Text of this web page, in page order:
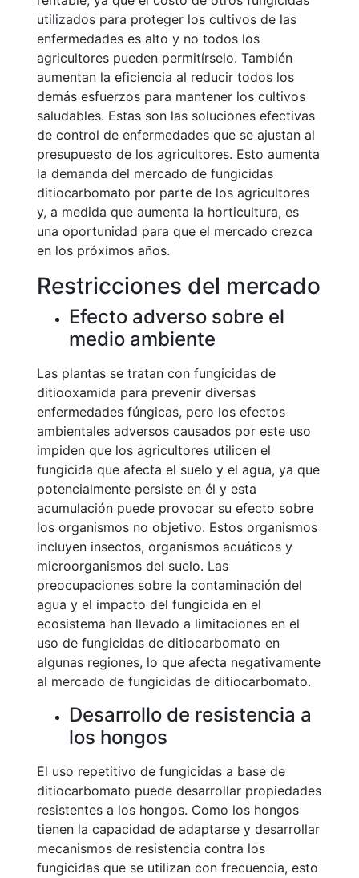
utilizados para proteger los cultivos de las
enfermedades es alto y no todos los
agricultores pueden permitírselo. También
aumentan la eficiencia al reducir todos los
demás esfuerzos para mantener los cultivos
saludables. Estas son las soluciones efectivas
de control de enfermedades que se ajustan al
presupuesto de los agricultores. Esto aumenta
la demanda del mercado de fungicidas
ditiocarbomato por parte de los agricultores
y, a medida que aumenta la horticultura, es
una oportunidad para que el mercado crezca
en los próximos años.
Restricciones del mercado
Efecto adverso sobre el
medio ambiente
Las plantas se tratan con fungicidas de
ditiooxamida para prevenir diversas
enfermedades fúngicas, pero los efectos
ambientales adversos causados por este uso
impiden que los agricultores utilicen el
fungicida que afecta el suelo y el agua, ya que
potencialmente persiste en él y esta
acumulación puede provocar su efecto sobre
los organismos no objetivo. Estos organismos
incluyen insectos, organismos acuáticos y
microorganismos del suelo. Las
preocupaciones sobre la contaminación del
agua y el impacto del fungicida en el
ecosistema han llevado a limitaciones en el
uso de fungicidas de ditiocarbomato en
algunas regiones, lo que afecta negativamente
al mercado de fungicidas de ditiocarbomato.
Desarrollo de resistencia a
los hongos
El uso repetitivo de fungicidas a base de
ditiocarbomato puede desarrollar propiedades
resistentes a los hongos. Como los hongos
tienen la capacidad de adaptarse y desarrollar
mecanismos de resistencia contra los
fungicidas que se utilizan con frecuencia, esto